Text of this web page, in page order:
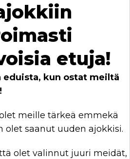
etuja!
eduista, kun ostat meiltä
meille tärkeä emmekä
olet saanut uuden ajokkisi.
olet valinnut juuri meidät,